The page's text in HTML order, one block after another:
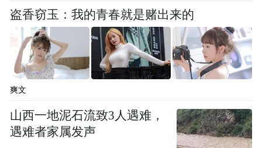
二、品牌营销策略
“只有河南·戏剧幻城”的IP营销，大到项目入
发、长尾的生命周期。通过内容释放节奏令
营销事半功倍。回顾“只有河南”的登台亮相
盗香窃玉：我的青春就是赌出来的
爽文
山西一地泥石流致3人遇难，
遇难者家属发声